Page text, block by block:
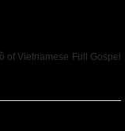
of Vietnamese Full Gospel